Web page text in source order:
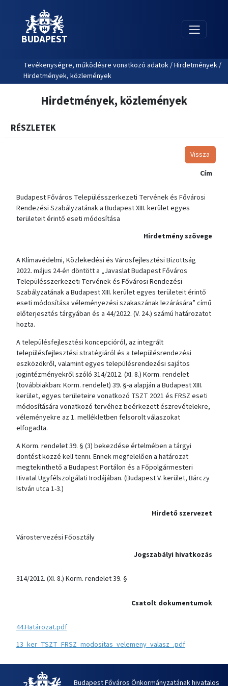
BUDAPEST
Tevékenységre, működésre vonatkozó adatok / Hirdetmények /
Hirdetmények, közlemények
Hirdetmények, közlemények
RÉSZLETEK
Vissza
Cím
Budapest Főváros Településszerkezeti Tervének és Fővárosi
Rendezési Szabályzatának a Budapest XIII. kerület egyes
területeit érintő eseti módosítása
Hirdetmény szövege
A Klímavédelmi, Közlekedési és Városfejlesztési Bizottság
2022. május 24-én döntött a „Javaslat Budapest Főváros
Településszerkezeti Tervének és Fővárosi Rendezési
Szabályzatának a Budapest XIII. kerület egyes területeit érintő
eseti módosítása véleményezési szakaszának lezárására” című
előterjesztés tárgyában és a 44/2022. (V. 24.) számú határozatot
hozta.
A településfejlesztési koncepcióról, az integrált
településfejlesztési stratégiáról és a településrendezési
eszközökről, valamint egyes településrendezési sajátos
jogintézményekről szóló 314/2012. (XI. 8.) Korm. rendelet
(továbbiakban: Korm. rendelet) 39. §-a alapján a Budapest XIII.
kerület, egyes területeire vonatkozó TSZT 2021 és FRSZ eseti
módosítására vonatkozó tervéhez beérkezett észrevételekre,
véleményekre az 1. mellékletben felsorolt válaszokat
elfogadta.
A Korm. rendelet 39. § (3) bekezdése értelmében a tárgyi
döntést közzé kell tenni. Ennek megfelelően a határozat
megtekinthető a Budapest Portálon és a Főpolgármesteri
Hivatal Ügyfélszolgálati Irodájában. (Budapest V. kerület, Bárczy
István utca 1-3.)
Hirdető szervezet
Várostervezési Főosztály
Jogszabályi hivatkozás
314/2012. (XI. 8.) Korm. rendelet 39. §
Csatolt dokumentumok
44.Határozat.pdf
13_ker_TSZT_FRSZ_modositas_velemeny_valasz_.pdf
Budapest Főváros Önkormányzatának hivatalos